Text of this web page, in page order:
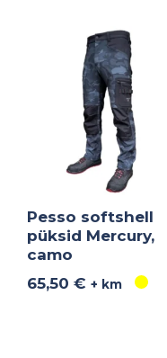
Pesso softshell
püksid Mercury,
camo
65,50€ + km